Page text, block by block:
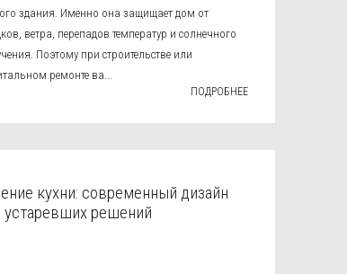
здания. Именно она защищает дом от
ветра, перепадов температур и солнечного
Поэтому при строительстве или
ремонте ва...
ПОДРОБНЕЕ
кухни: современный дизайн
устаревших решений